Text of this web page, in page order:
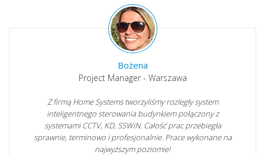
Bożena
Project Manager - Warszawa
Z firmą Home Systems tworzyliśmy rozległy system
inteligentnego sterowania budynkiem połączony z
systemami CCTV, KD, SSWiN. Całość prac przebiegła
sprawnie, terminowo i profesjonalnie. Prace wykonane na
najwyższym poziomie!